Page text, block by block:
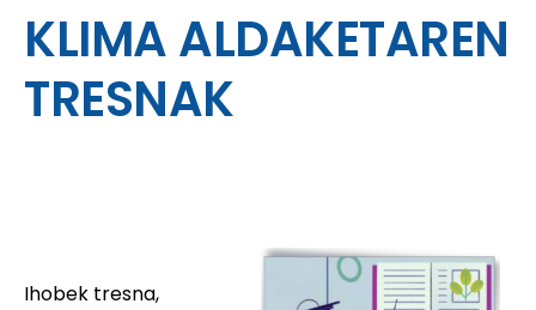
KLIMA ALDAKETAREN
TRESNAK
Ihobek tresna,